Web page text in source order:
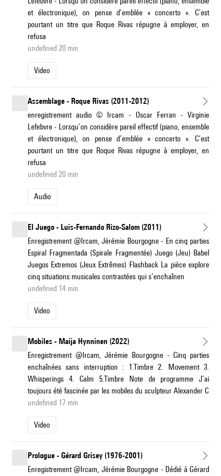
et électronique), on pense d’emblée « concerto ». C’est
pourtant un titre que Roque Rivas répugne à employer, en
refusa
undefined 20 min
Video
Assemblage - Roque Rivas (2011-2012)
enregistrement audio © Ircam - Oscar Ferran - Virginie
Lefebvre - Lorsqu’on considère pareil effectif (piano, ensemble
et électronique), on pense d’emblée « concerto ». C’est
pourtant un titre que Roque Rivas répugne à employer, en
refusa
undefined 20 min
Audio
El Juego - Luis-Fernando Rizo-Salom (2011)
Enregistrement @Ircam, Jérémie Bourgogne - En cinq parties
Espiral Fragmentada (Spirale Fragmentée) Juego (Jeu) Babel
Juegos Extremos (Jeux Extrêmes) Flashback La pièce explore
cinq situations musicales contrastées qui s’enchaînen
undefined 14 min
Video
Mobiles - Maija Hynninen (2022)
Enregistrement @Ircam, Jérémie Bourgogne - Cinq parties
enchaînées sans interruption : 1.Timbre 2. Movement 3.
Whisperings 4. Calm 5.Timbre Note de programme J’ai
toujours été fascinée par les mobiles du sculpteur Alexander C
undefined 17 min
Video
Prologue - Gérard Grisey (1976-2001)
Enregistrement @Ircam, Jérémie Bourgogne - Dédié à Gérard